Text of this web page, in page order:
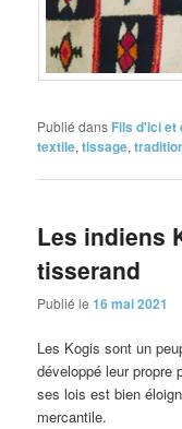
Publié dans Fils d'ici et
textile,tissage,
Les indiens
tisserand
Publié le16 mai 2021
Les Kogis sont un
développé leur propre
ses lois est bien
mercantile.